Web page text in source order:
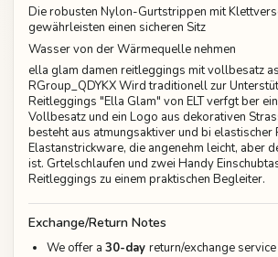
Die robusten Nylon-Gurtstrippen mit
gewährleisten einen sicheren Sitz
Wasser von der Wärmequelle nehmen
ella glam damen reitleggings mit vollbesatz
RGroup_QDYKX Wird traditionell zur
Reitleggings "Ella Glam" von ELT verfgt ber
Vollbesatz und ein Logo aus dekorativen
besteht aus atmungsaktiver und bi elastischer
Elastanstrickware, die angenehm leicht, aber
ist. Grtelschlaufen und zwei Handy
Reitleggings zu einem praktischen Begleiter.
Exchange/Return Notes
We offer a 30-day return/exchange